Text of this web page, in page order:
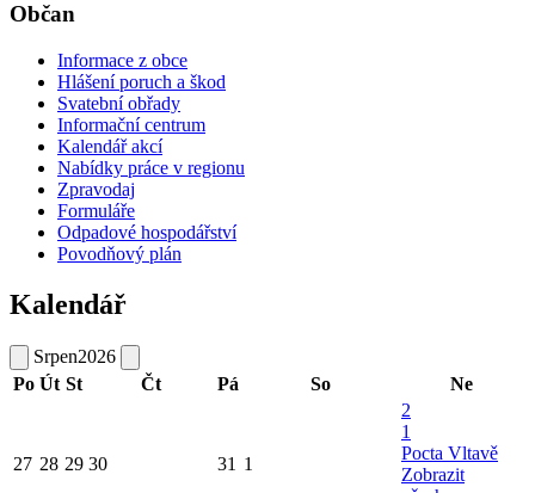
Občan
Informace z obce
Hlášení poruch a škod
Svatební obřady
Informační centrum
Kalendář akcí
Nabídky práce v regionu
Zpravodaj
Formuláře
Odpadové hospodářství
Povodňový plán
Kalendář
Srpen2026
Po Út St Čt Pá So Ne
27 28 29 30 31 1
2
1
Pocta Vltavě
Zobrazit